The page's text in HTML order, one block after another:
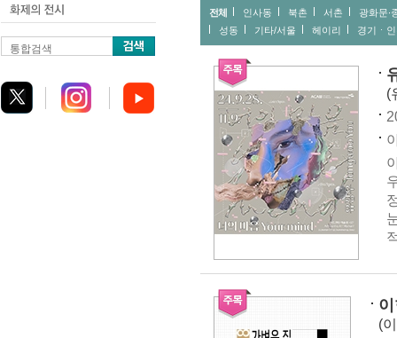
통합검색
전체 인사동 북촌 서촌
광화문∙
성동
기타/서울 헤이리 경기ㆍ
(
(